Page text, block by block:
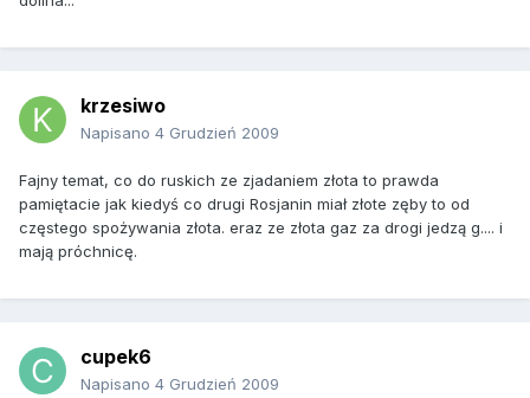
krzesiwo
Napisano 4 Grudzień 2009
Fajny temat, co do ruskich ze zjadaniem złota to prawda
pamiętacie jak kiedyś co drugi Rosjanin miał złote zęby to od
częstego spożywania złota. eraz ze złota gaz za drogi jedzą g.... i
mają próchnicę.
cupek6
Napisano 4 Grudzień 2009